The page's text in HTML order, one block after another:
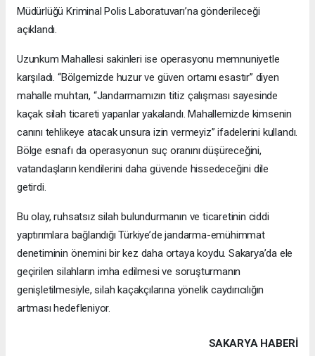
Müdürlüğü Kriminal Polis Laboratuvarı’na gönderileceği
açıklandı.
Uzunkum Mahallesi sakinleri ise operasyonu memnuniyetle
karşıladı. “Bölgemizde huzur ve güven ortamı esastır” diyen
mahalle muhtarı, “Jandarmamızın titiz çalışması sayesinde
kaçak silah ticareti yapanlar yakalandı. Mahallemizde kimsenin
canını tehlikeye atacak unsura izin vermeyiz” ifadelerini kullandı.
Bölge esnafı da operasyonun suç oranını düşüreceğini,
vatandaşların kendilerini daha güvende hissedeceğini dile
getirdi.
Bu olay, ruhsatsız silah bulundurmanın ve ticaretinin ciddi
yaptırımlara bağlandığı Türkiye’de jandarma-emühimmat
denetiminin önemini bir kez daha ortaya koydu. Sakarya’da ele
geçirilen silahların imha edilmesi ve soruşturmanın
genişletilmesiyle, silah kaçakçılarına yönelik caydırıcılığın
artması hedefleniyor.
SAKARYA HABERİ